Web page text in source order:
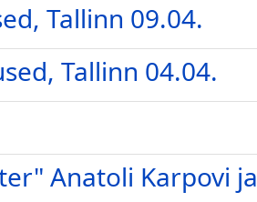
Tallinn 09.04.
Tallinn 04.04.
Anatoli Karpovi ja